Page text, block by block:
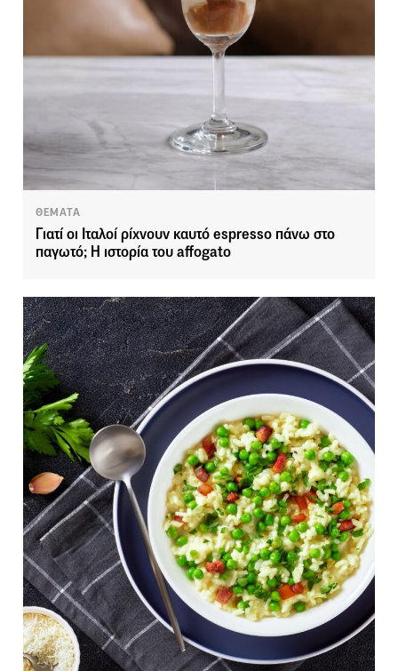
ΘΕΜΑΤΑ
Γιατί οι Ιταλοί ρίχνουν καυτό espresso πάνω στο
παγωτό; Η ιστορία του affogato